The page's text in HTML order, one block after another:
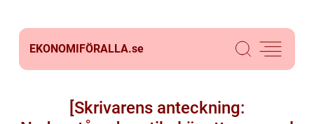
EKONOMIFÖRALLA.se
[Skrivarens anteckning: